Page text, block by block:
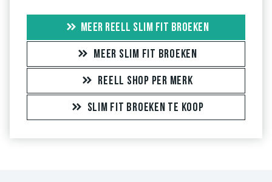
MEER REELL SLIM FIT BROEKEN
MEER SLIM FIT BROEKEN
REELL SHOP PER MERK
SLIM FIT BROEKEN TE KOOP